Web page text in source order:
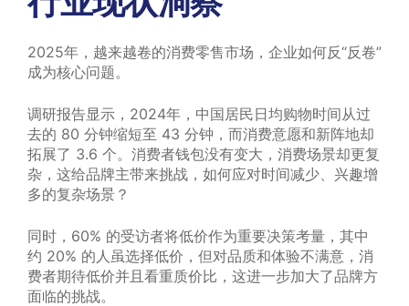
2025年，越来越卷的消费零售市场，企业如何反“反卷”
成为核心问题。
调研报告显示，2024年，中国居民日均购物时间从过
去的 80 分钟缩短至 43 分钟，而消费意愿和新阵地却
拓展了 3.6 个。消费者钱包没有变大，消费场景却更复
杂，这给品牌主带来挑战，如何应对时间减少、兴趣增
多的复杂场景？
同时，60% 的受访者将低价作为重要决策考量，其中
约 20% 的人虽选择低价，但对品质和体验不满意，消
费者期待低价并且看重质价比，这进一步加大了品牌方
面临的挑战。